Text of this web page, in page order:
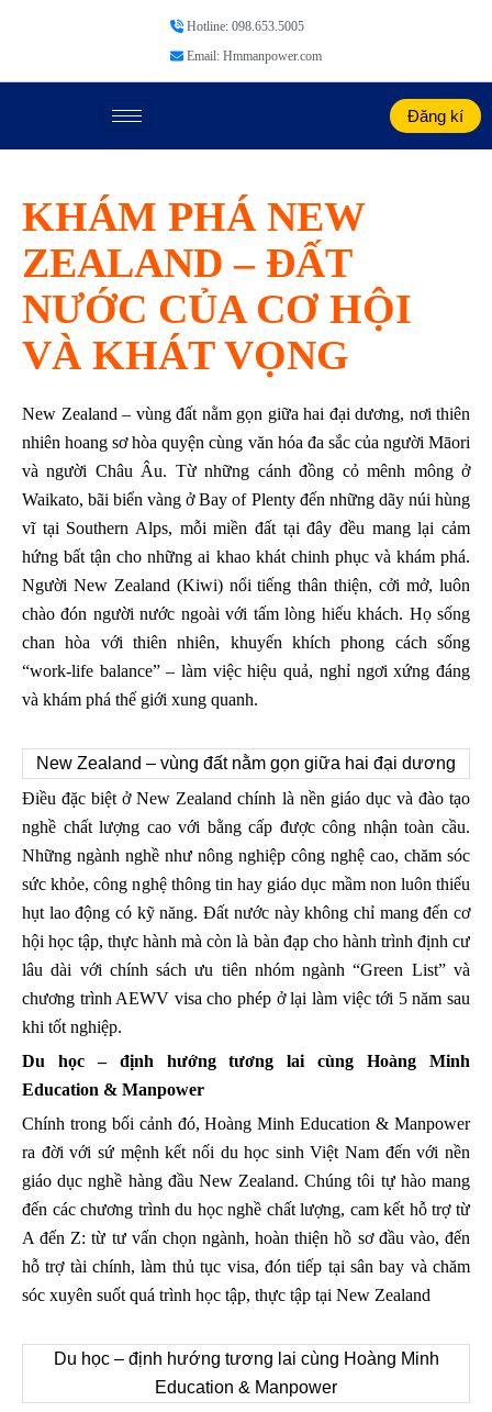
Hotline: 098.653.5005
Email: Hmmanpower.com
Đăng kí
KHÁM PHÁ NEW
ZEALAND – ĐẤT
NƯỚC CỦA CƠ HỘI
VÀ KHÁT VỌNG
New Zealand – vùng đất nằm gọn giữa hai đại dương, nơi thiên
nhiên hoang sơ hòa quyện cùng văn hóa đa sắc của người Māori
và người Châu Âu. Từ những cánh đồng cỏ mênh mông ở
Waikato, bãi biển vàng ở Bay of Plenty đến những dãy núi hùng
vĩ tại Southern Alps, mỗi miền đất tại đây đều mang lại cảm
hứng bất tận cho những ai khao khát chinh phục và khám phá.
Người New Zealand (Kiwi) nổi tiếng thân thiện, cởi mở, luôn
chào đón người nước ngoài với tấm lòng hiếu khách. Họ sống
chan hòa với thiên nhiên, khuyến khích phong cách sống
“work-life balance” – làm việc hiệu quả, nghỉ ngơi xứng đáng
và khám phá thế giới xung quanh.
New Zealand – vùng đất nằm gọn giữa hai đại dương
Điều đặc biệt ở New Zealand chính là nền giáo dục và đào tạo
nghề chất lượng cao với bằng cấp được công nhận toàn cầu.
Những ngành nghề như nông nghiệp công nghệ cao, chăm sóc
sức khỏe, công nghệ thông tin hay giáo dục mầm non luôn thiếu
hụt lao động có kỹ năng. Đất nước này không chỉ mang đến cơ
hội học tập, thực hành mà còn là bàn đạp cho hành trình định cư
lâu dài với chính sách ưu tiên nhóm ngành “Green List” và
chương trình AEWV visa cho phép ở lại làm việc tới 5 năm sau
khi tốt nghiệp.
Du học – định hướng tương lai cùng Hoàng Minh
Education & Manpower
Chính trong bối cảnh đó, Hoàng Minh Education & Manpower
ra đời với sứ mệnh kết nối du học sinh Việt Nam đến với nền
giáo dục nghề hàng đầu New Zealand. Chúng tôi tự hào mang
đến các chương trình du học nghề chất lượng, cam kết hỗ trợ từ
A đến Z: từ tư vấn chọn ngành, hoàn thiện hồ sơ đầu vào, đến
hỗ trợ tài chính, làm thủ tục visa, đón tiếp tại sân bay và chăm
sóc xuyên suốt quá trình học tập, thực tập tại New Zealand
Du học – định hướng tương lai cùng Hoàng Minh
Education & Manpower